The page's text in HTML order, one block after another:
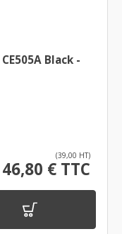
(39,00 HT)
46,80 € TTC